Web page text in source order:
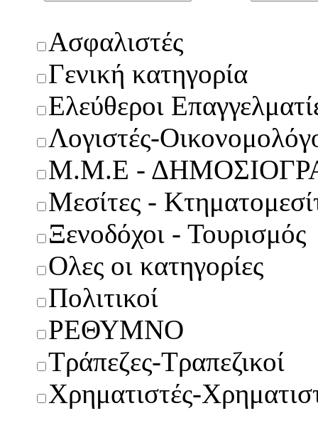
Ασφαλιστές
Γενική κατηγορία
Ελεύθεροι
Λογιστές-
Μ.Μ.Ε -
Μεσίτες -
Ξενοδόχοι - Τουρισμός
Ολες οι κατηγορίες
Πολιτικοί
ΡΕΘΥΜΝΟ
Τράπεζες-Τραπεζικοί
Χρηματιστές-